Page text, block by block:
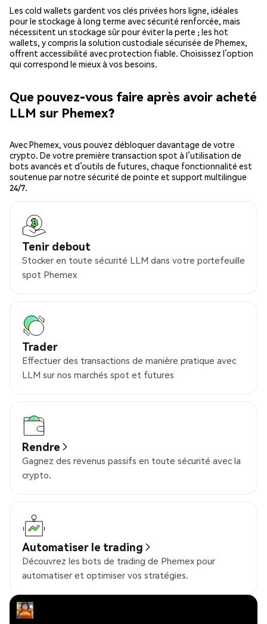
Les cold wallets gardent vos clés privées hors ligne, idéales
pour le stockage à long terme avec sécurité renforcée, mais
nécessitent un stockage sûr pour éviter la perte ; les hot
wallets, y compris la solution custodiale sécurisée de Phemex,
offrent accessibilité avec protection fiable. Choisissez l’option
qui correspond le mieux à vos besoins.
Que pouvez-vous faire après avoir acheté
LLM sur Phemex?
Avec Phemex, vous pouvez débloquer davantage de votre
crypto. De votre première transaction spot à l’utilisation de
bots avancés et d’outils de futures, chaque fonctionnalité est
soutenue par notre sécurité de pointe et support multilingue
24/7.
Tenir debout
Stocker en toute sécurité LLM dans votre portefeuille
spot Phemex
Trader
Effectuer des transactions de manière pratique avec
LLM sur nos marchés spot et futures
Rendre
Gagnez des revenus passifs en toute sécurité avec la
crypto.
Automatiser le trading
Découvrez les bots de trading de Phemex pour
automatiser et optimiser vos stratégies.